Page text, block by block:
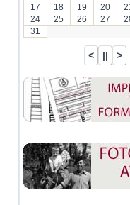
17
18 19 20 21
24
25 26 27
31